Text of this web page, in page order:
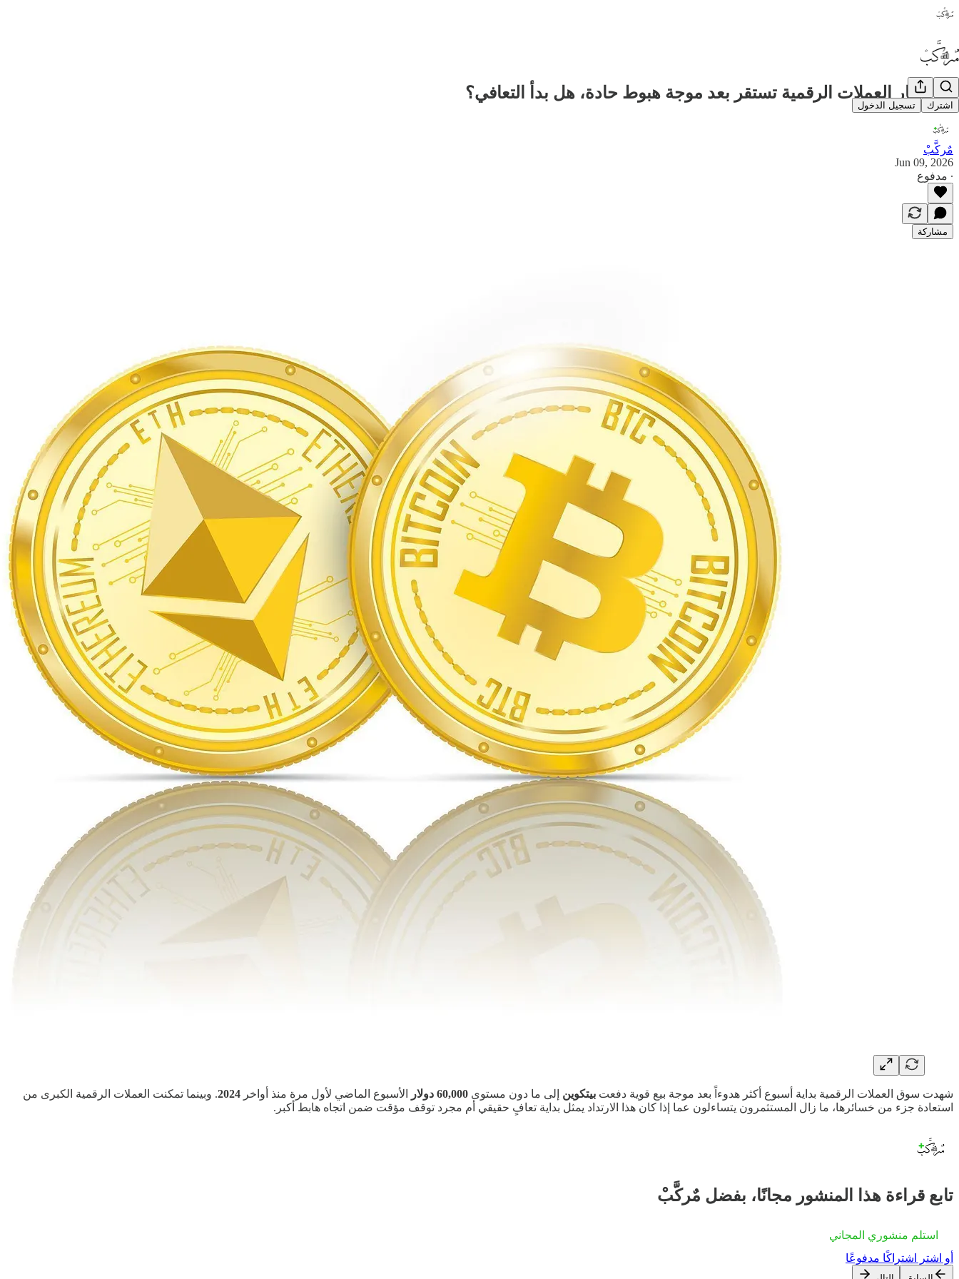
اشترك تسجيل الدخول
₿ أسعار العملات الرقمية تستقر بعد موجة هبوط حادة، هل بدأ التعافي؟
مٌركَّبْ
Jun 09, 2026
∙ مدفوع
مشاركة
شهدت سوق العملات الرقمية بداية أسبوع أكثر هدوءاً بعد موجة بيع قوية دفعت بيتكوين إلى ما دون مستوى 60,000 دولار الأسبوع الماضي لأول مرة منذ أواخر 2024. وبينما تمكنت العملات الرقمية الكبرى من
استعادة جزء من خسائرها، ما زال المستثمرون يتساءلون عما إذا كان هذا الارتداد يمثل بداية تعافٍ حقيقي أم مجرد توقف مؤقت ضمن اتجاه هابط أكبر.
تابع قراءة هذا المنشور مجانًا، بفضل مٌركَّبْ
استلم منشوري المجاني
أو اشترِ اشتراكًا مدفوعًا